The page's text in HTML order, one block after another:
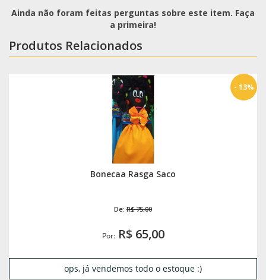
Ainda não foram feitas perguntas sobre este item. Faça
a primeira!
Produtos Relacionados
Bonecaa Rasga Saco
De: R$ 75,00
Por:R$ 65,00
- 13%
ops, já vendemos todo o estoque :)